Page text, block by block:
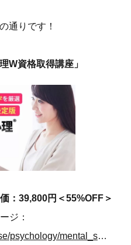
通りです！
W資格取得講座」
：39,800円＜55%OFF＞
ジ：
https://www.c-c-j.com/course/psychology/mental_syn/rn/